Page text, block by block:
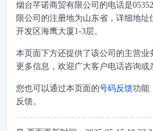
烟台芊诺商贸有限公司的电话是
限公司的注册地为山东省，详细地
开发区海鹰大厦1-3层。
本页面下方还提供了该公司的主营
更多信息，欢迎广大客户电话咨询或
您也可以通过本页面的号码反馈功能
反馈。